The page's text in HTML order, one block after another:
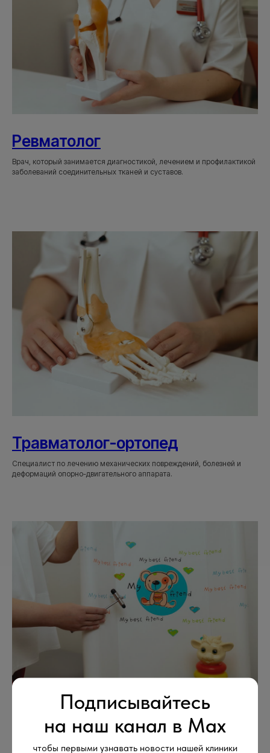
Подписывайтесь
на наш канал в Max
чтобы первыми узнавать новости нашей клиники
Ревматолог
Врач, который занимается диагностикой, лечением и профилактикой
заболеваний соединительных тканей и суставов.
Травматолог-ортопед
Специалист по лечению механических повреждений, болезней и
деформаций опорно-двигательного аппарата.
Детский невролог